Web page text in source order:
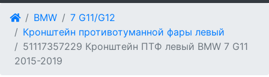
BMW
7 G11/G12
Кронштейн противотуманной фары левый
51117357229 Кронштейн ПТФ левый BMW 7 G11
2015-2019